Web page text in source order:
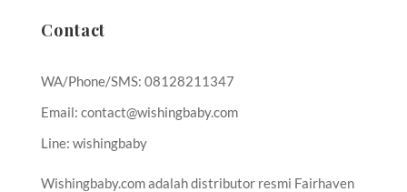
Contact
WA/Phone/SMS: 08128211347
Email: contact@wishingbaby.com
Line: wishingbaby
Wishingbaby.com adalah distributor resmi Fairhaven